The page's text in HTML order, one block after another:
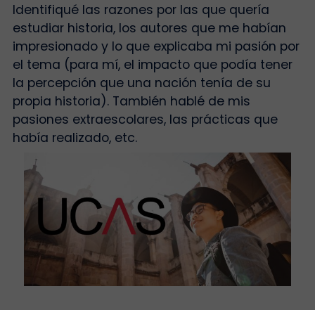
Identifiqué las razones por las que quería
estudiar historia, los autores que me habían
impresionado y lo que explicaba mi pasión por
el tema (para mí, el impacto que podía tener
la percepción que una nación tenía de su
propia historia). También hablé de mis
pasiones extraescolares, las prácticas que
había realizado, etc.